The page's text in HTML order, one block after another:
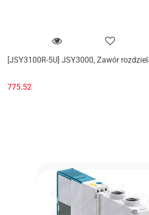
[JSY3100R-5U] JSY3000, Zawór
775.52